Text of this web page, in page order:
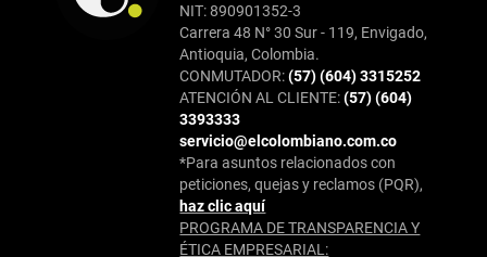
NIT: 890901352-3
Carrera 48 N° 30 Sur - 119, Envigado,
Antioquia, Colombia.
CONMUTADOR:(57) (604) 3315252
ATENCIÓN AL CLIENTE:(57) (604)
3393333
servicio@elcolombiano.com.co
*Para asuntos relacionados con
peticiones, quejas y reclamos (PQR),
haz clic aquí
PROGRAMA DE TRANSPARENCIA Y
ÉTICA EMPRESARIAL: